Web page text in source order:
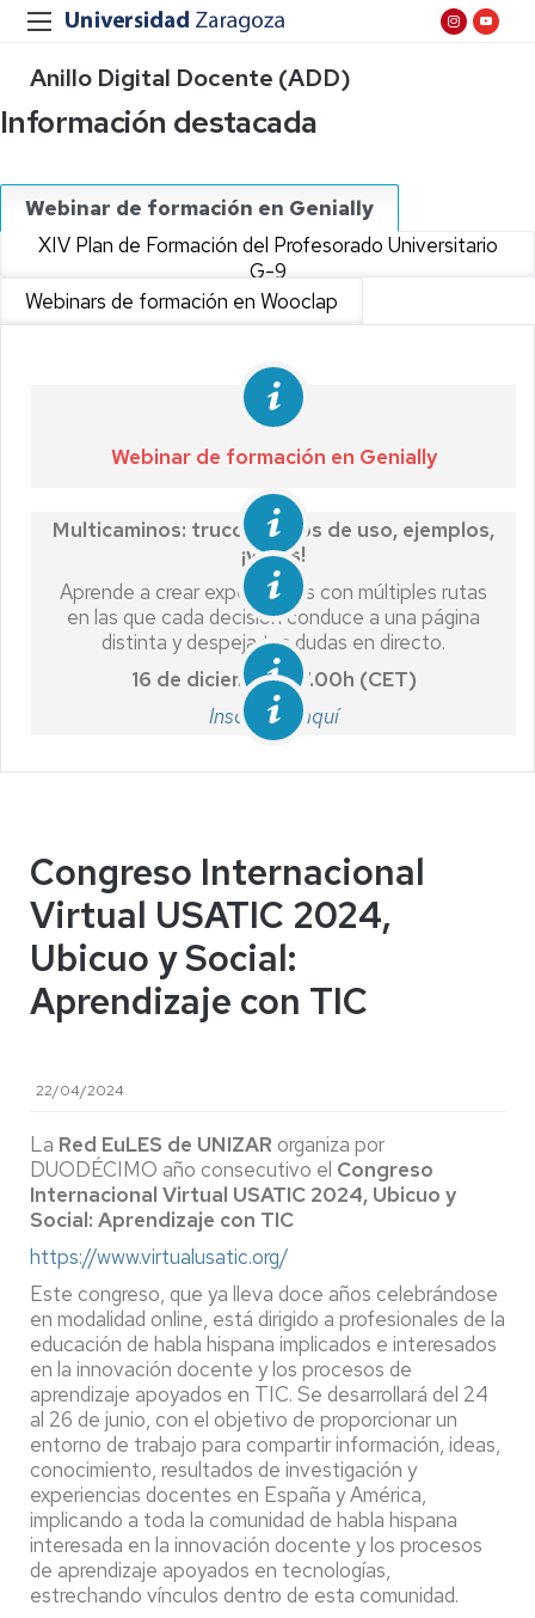
Anillo Digital Docente (ADD)
Información destacada
Webinar de formación en Genially
XIV Plan de Formación del Profesorado Universitario
G-9
Webinars de formación en Wooclap
Webinar de formación en Genially
Multicaminos: trucos, casos de uso, ejemplos,
¡y más!
Aprende a crear experiencias con múltiples rutas
en las que cada decisión conduce a una página
distinta y despeja tus dudas en directo.
16 de diciembre, 17.00h (CET)
Inscríbete aquí
Congreso Internacional
Virtual USATIC 2024,
Ubicuo y Social:
Aprendizaje con TIC
22/04/2024
La Red EuLES de UNIZAR organiza por
DUODÉCIMO año consecutivo el Congreso
Internacional Virtual USATIC 2024, Ubicuo y
Social: Aprendizaje con TIC
https://www.virtualusatic.org/
Este congreso, que ya lleva doce años celebrándose
en modalidad online, está dirigido a profesionales de la
educación de habla hispana implicados e interesados
en la innovación docente y los procesos de
aprendizaje apoyados en TIC. Se desarrollará del 24
al 26 de junio, con el objetivo de proporcionar un
entorno de trabajo para compartir información, ideas,
conocimiento, resultados de investigación y
experiencias docentes en España y América,
implicando a toda la comunidad de habla hispana
interesada en la innovación docente y los procesos
de aprendizaje apoyados en tecnologías,
estrechando vínculos dentro de esta comunidad.